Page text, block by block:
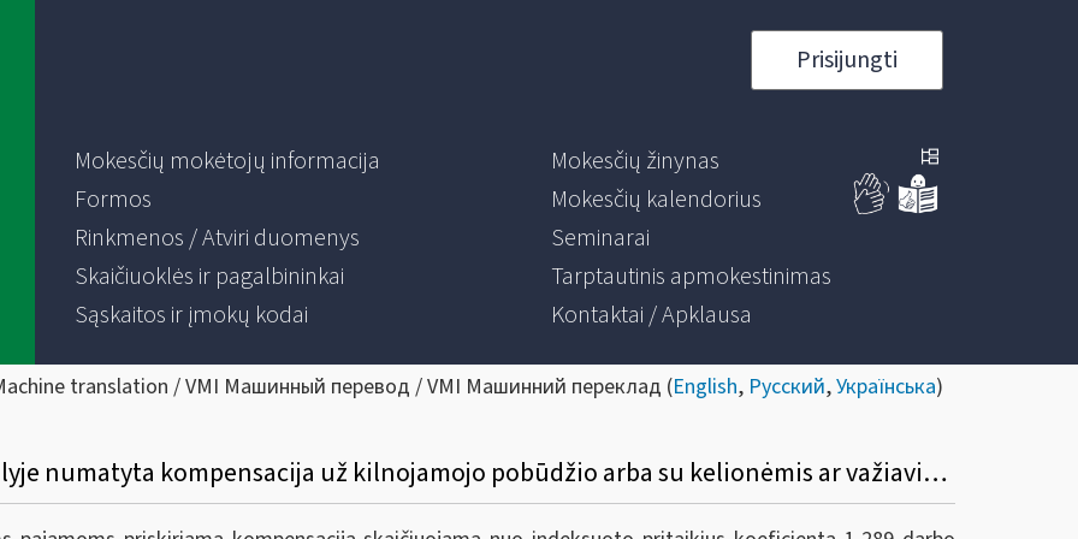
Prisijungti
Mokesčių mokėtojų informacija
Formos
Rinkmenos / Atviri duomenys
Skaičiuoklės ir pagalbininkai
Sąskaitos ir įmokų kodai
Mokesčių žinynas
Mokesčių kalendorius
Seminarai
Tarptautinis apmokestinimas
Kontaktai / Apklausa
translation / VMI Машинный перевод / VMI Машинний переклад (English, Русский,Українська)
46. Darbo kodekso 144 straipsnio 8 dalyje numatyta kompensacija už kilnojamojo pobūdžio arba su kelionėmis ar važiavimu susijusį darbą negali viršyti 50 procentų bazinio (tarifinio) darbo užmokesčio. Ar neapmokestinamosioms pajamoms priskiriama kompensacija bus skaičiuojama nuo indeksuoto bazinio (tarifinio) darbo užmokesčio?